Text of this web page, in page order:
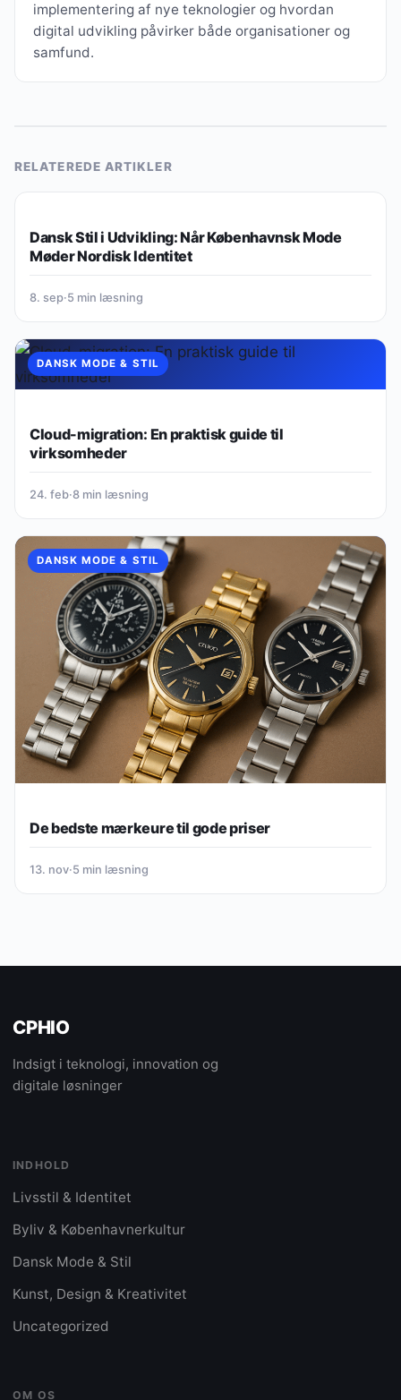
implementering af nye teknologier og hvordan
digital udvikling påvirker både organisationer og
samfund.
RELATEREDE ARTIKLER
Dansk Stil i Udvikling: Når Københavnsk Mode
Møder Nordisk Identitet
8. sep·5 min læsning
DANSK MODE & STIL
Cloud-migration: En praktisk guide til
virksomheder
24. feb·8 min læsning
DANSK MODE & STIL
De bedste mærkeure til gode priser
13. nov·5 min læsning
CPHIO
Indsigt i teknologi, innovation og
digitale løsninger
INDHOLD
Livsstil & Identitet
Byliv & Københavnerkultur
Dansk Mode & Stil
Kunst, Design & Kreativitet
Uncategorized
OM OS